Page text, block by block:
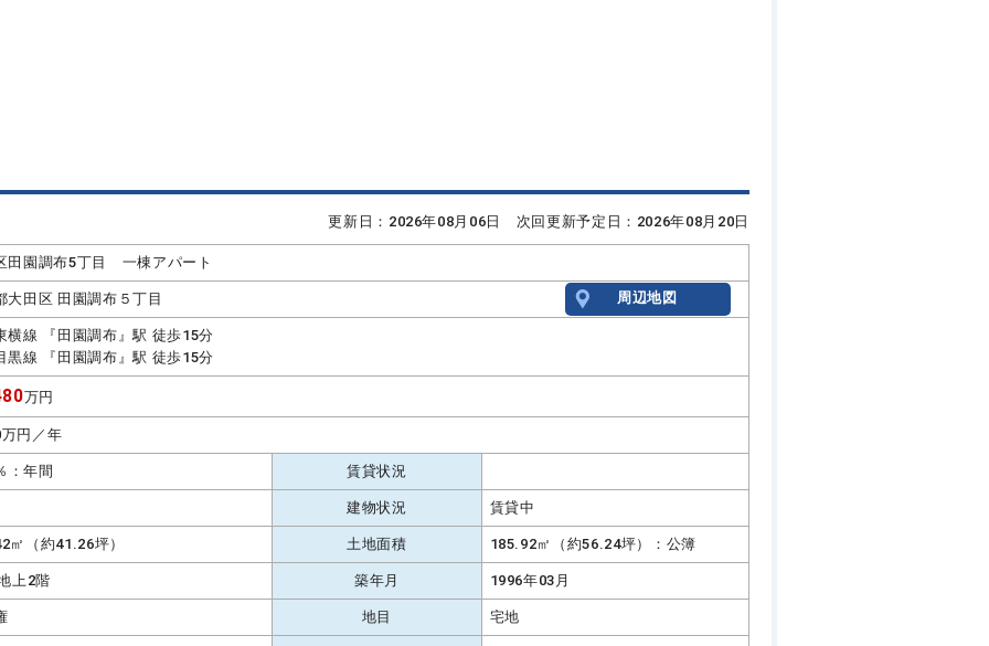
更新日：2026年08月06日 次回更新予定日：2026年08月20日
田園調布5丁目 一棟アパート
大田区 田園調布５丁目 周辺地図
横線 『田園調布』駅 徒歩15分
黒線 『田園調布』駅 徒歩15分
万円
円／年
：年間 賃貸状況
建物状況 賃貸中
㎡（約41.26坪） 土地面積 185.92㎡（約56.24坪）：公簿
上2階 築年月 1996年03月
地目 宅地